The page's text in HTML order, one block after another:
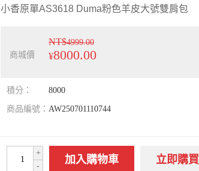
小香原單AS3618 Duma粉色羊皮大號雙肩包
NT$4999.00
商城價
¥8000.00
積分： 8000
商品編號： AW250701110744
-
+
加入購物車 立即購買